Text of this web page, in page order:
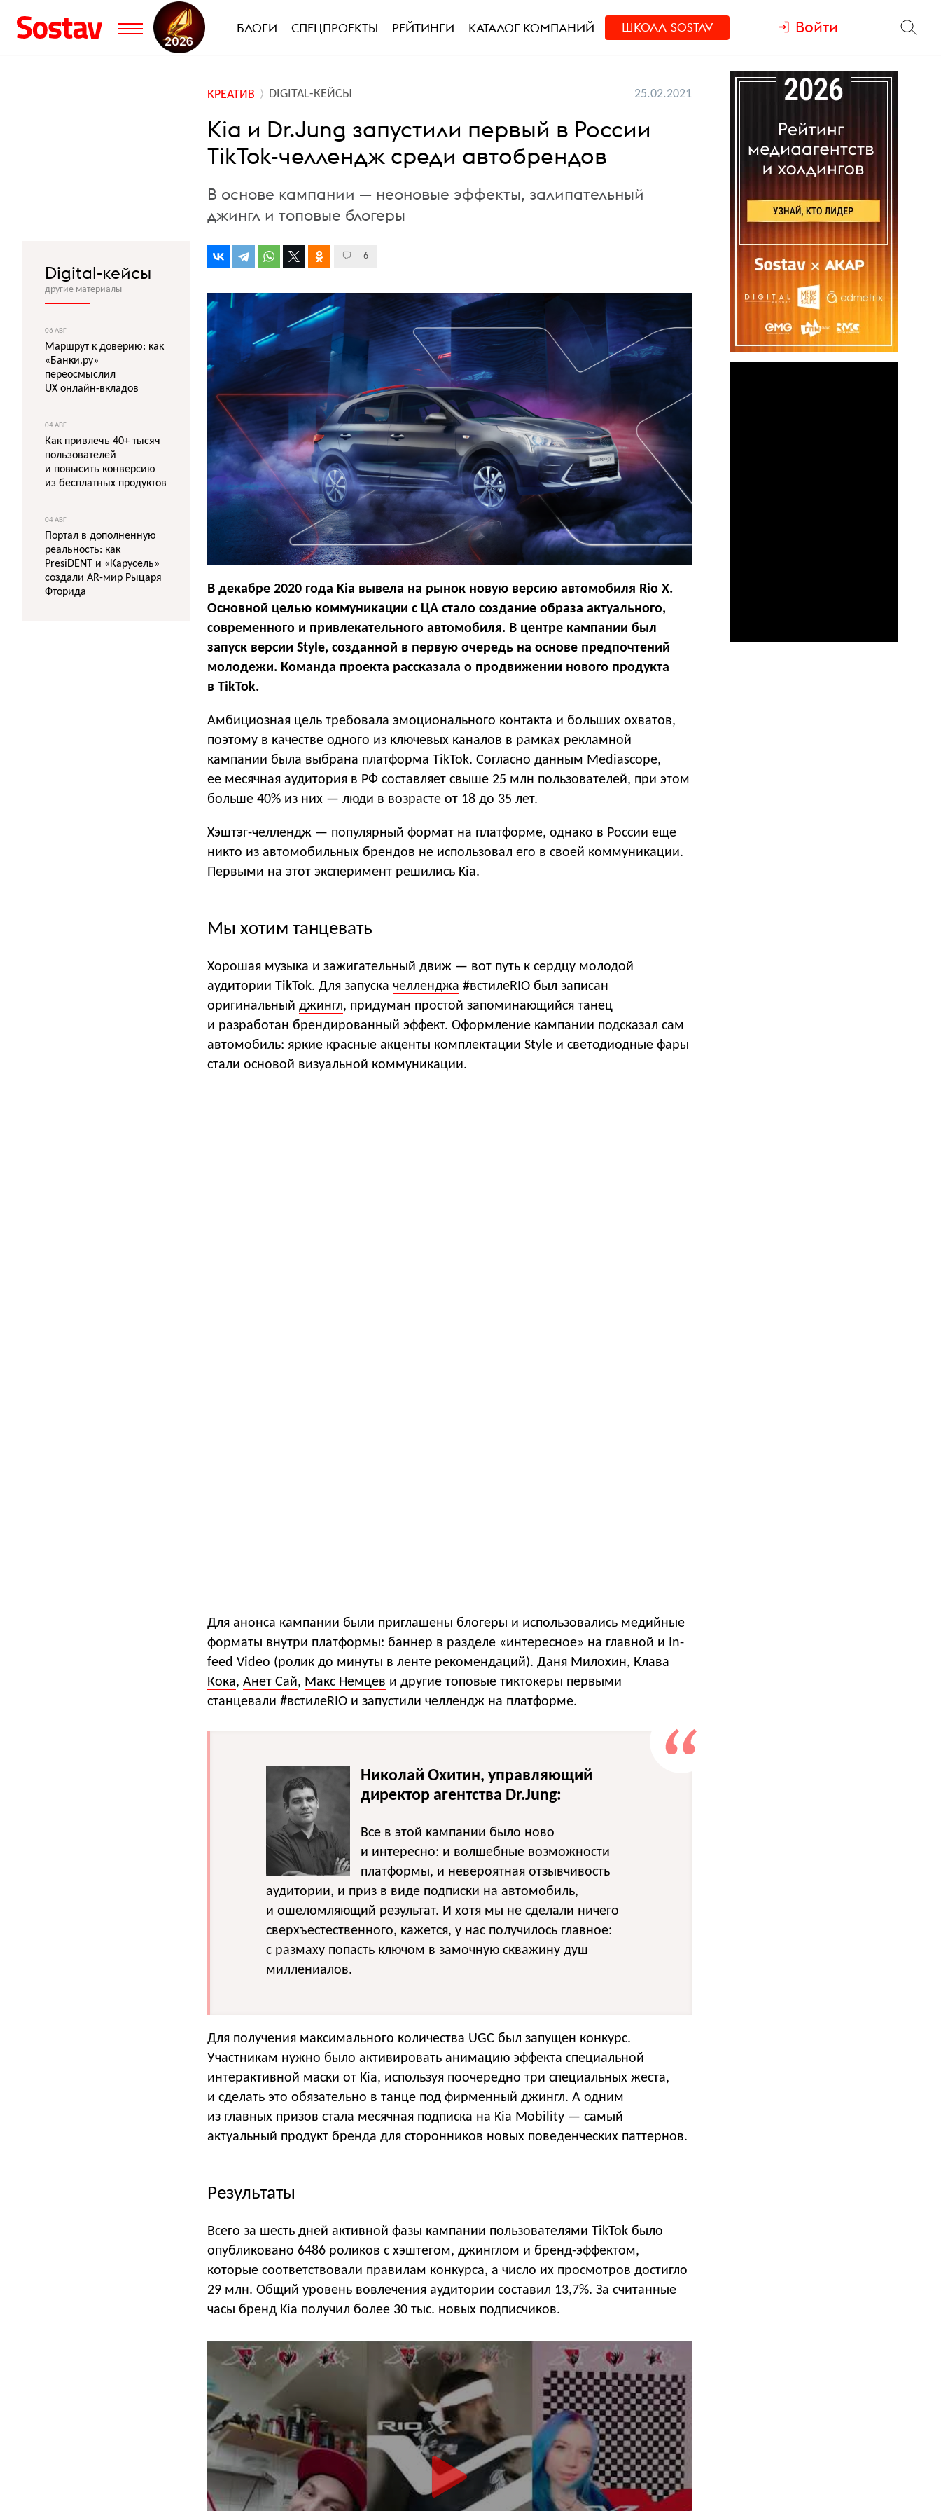
БЛОГИ СПЕЦПРОЕКТЫ РЕЙТИНГИ КАТАЛОГ КОМПАНИЙ ШКОЛА SOSTAV Войти
КРЕАТИВ DIGITAL-КЕЙСЫ 25.02.2021
Kia и Dr.Jung запустили первый в России
TikTok-челлендж среди автобрендов
В основе кампании — неоновые эффекты, залипательный
джингл и топовые блогеры
6
В декабре 2020 года Kia вывела на рынок новую версию автомобиля Rio X.
Основной целью коммуникации с ЦА стало создание образа актуального,
современного и привлекательного автомобиля. В центре кампании был
запуск версии Style, созданной в первую очередь на основе предпочтений
молодежи. Команда проекта рассказала о продвижении нового продукта
в TikTok.
Амбициозная цель требовала эмоционального контакта и больших охватов,
поэтому в качестве одного из ключевых каналов в рамках рекламной
кампании была выбрана платформа TikTok. Согласно данным Mediascope,
ее месячная аудитория в РФ составляет свыше 25 млн пользователей, при этом
больше 40% из них — люди в возрасте от 18 до 35 лет.
Хэштэг-челлендж — популярный формат на платформе, однако в России еще
никто из автомобильных брендов не использовал его в своей коммуникации.
Первыми на этот эксперимент решились Kia.
Мы хотим танцевать
Хорошая музыка и зажигательный движ — вот путь к сердцу молодой
аудитории TikTok. Для запуска челленджа #встилеRIO был записан
оригинальный джингл, придуман простой запоминающийся танец
и разработан брендированный эффект. Оформление кампании подсказал сам
автомобиль: яркие красные акценты комплектации Style и светодиодные фары
стали основой визуальной коммуникации.
Для анонса кампании были приглашены блогеры и использовались медийные
форматы внутри платформы: баннер в разделе «интересное» на главной и In-
feed Video (ролик до минуты в ленте рекомендаций). Даня Милохин, Клава
Кока, Анет Сай, Макс Немцев и другие топовые тиктокеры первыми
станцевали #встилеRIO и запустили челлендж на платформе.
Николай Охитин, управляющий
директор агентства Dr.Jung:
Все в этой кампании было ново
и интересно: и волшебные возможности
платформы, и невероятная отзывчивость
аудитории, и приз в виде подписки на автомобиль,
и ошеломляющий результат. И хотя мы не сделали ничего
сверхъестественного, кажется, у нас получилось главное:
с размаху попасть ключом в замочную скважину душ
миллениалов.
Для получения максимального количества UGC был запущен конкурс.
Участникам нужно было активировать анимацию эффекта специальной
интерактивной маски от Kia, используя поочередно три специальных жеста,
и сделать это обязательно в танце под фирменный джингл. А одним
из главных призов стала месячная подписка на Kia Mobility — самый
актуальный продукт бренда для сторонников новых поведенческих паттернов.
Результаты
Всего за шесть дней активной фазы кампании пользователями TikTok было
опубликовано 6486 роликов с хэштегом, джинглом и бренд-эффектом,
которые соответствовали правилам конкурса, а число их просмотров достигло
29 млн. Общий уровень вовлечения аудитории составил 13,7%. За считанные
часы бренд Kia получил более 30 тыс. новых подписчиков.
Digital-кейсы
другие материалы
06 АВГ
Маршрут к доверию: как
«Банки.ру»
переосмыслил
UX онлайн-вкладов
04 АВГ
Как привлечь 40+ тысяч
пользователей
и повысить конверсию
из бесплатных продуктов
04 АВГ
Портал в дополненную
реальность: как
PresiDENT и «Карусель»
создали AR-мир Рыцаря
Фторида